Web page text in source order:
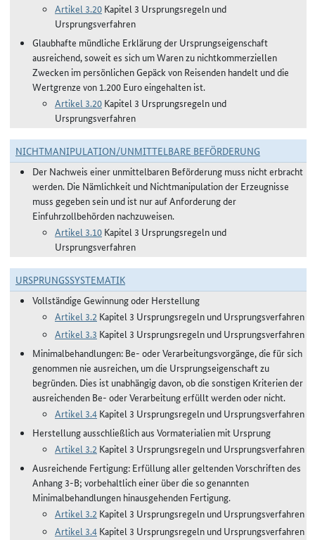
Artikel 3.20 Kapitel 3 Ursprungsregeln und
Ursprungsverfahren
Glaubhafte mündliche Erklärung der Ursprungseigenschaft
ausreichend, soweit es sich um Waren zu nichtkommerziellen
Zwecken im persönlichen Gepäck von Reisenden handelt und die
Wertgrenze von 1.200 Euro eingehalten ist.
Artikel 3.20 Kapitel 3 Ursprungsregeln und
Ursprungsverfahren
NICHTMANIPULATION/UNMITTELBARE BEFÖRDERUNG
Der Nachweis einer unmittelbaren Beförderung muss nicht erbracht
werden. Die Nämlichkeit und Nichtmanipulation der Erzeugnisse
muss gegeben sein und ist nur auf Anforderung der
Einfuhrzollbehörden nachzuweisen.
Artikel 3.10 Kapitel 3 Ursprungsregeln und
Ursprungsverfahren
URSPRUNGSSYSTEMATIK
Vollständige Gewinnung oder Herstellung
Artikel 3.2 Kapitel 3 Ursprungsregeln und Ursprungsverfahren
Artikel 3.3 Kapitel 3 Ursprungsregeln und Ursprungsverfahren
Minimalbehandlungen: Be- oder Verarbeitungsvorgänge, die für sich
genommen nie ausreichen, um die Ursprungseigenschaft zu
begründen. Dies ist unabhängig davon, ob die sonstigen Kriterien der
ausreichenden Be- oder Verarbeitung erfüllt werden oder nicht.
Artikel 3.4 Kapitel 3 Ursprungsregeln und Ursprungsverfahren
Herstellung ausschließlich aus Vormaterialien mit Ursprung
Artikel 3.2 Kapitel 3 Ursprungsregeln und Ursprungsverfahren
Ausreichende Fertigung: Erfüllung aller geltenden Vorschriften des
Anhang 3-B; vorbehaltlich einer über die so genannten
Minimalbehandlungen hinausgehenden Fertigung.
Artikel 3.2 Kapitel 3 Ursprungsregeln und Ursprungsverfahren
Artikel 3.4 Kapitel 3 Ursprungsregeln und Ursprungsverfahren